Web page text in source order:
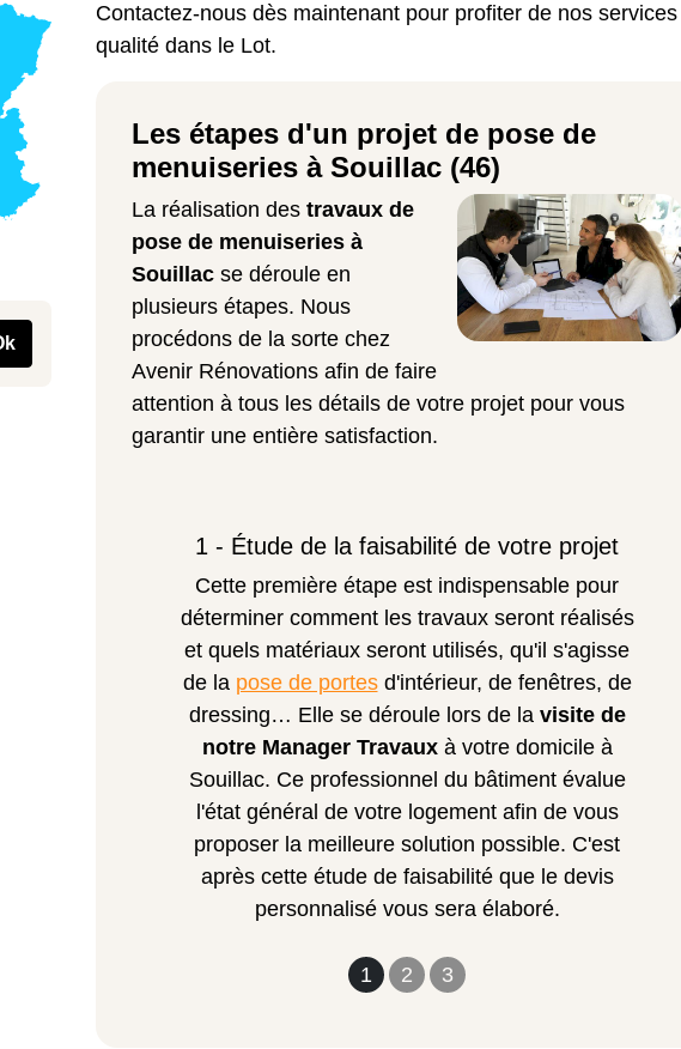
Contactez-nous dès maintenant pour profiter de nos
qualité dans le Lot.
Les étapes d'un projet de pose de
menuiseries à Souillac (46)
La réalisation des travaux de
pose de menuiseries à
Souillac se déroule en
plusieurs étapes. Nous
procédons de la sorte chez
Avenir Rénovations afin de faire
attention à tous les détails de votre projet pour vous
garantir une entière satisfaction.
1 2 3
1 - Étude de la faisabilité de votre projet
Cette première étape est indispensable pour
déterminer comment les travaux seront réalisés
et quels matériaux seront utilisés, qu'il s'agisse
de la pose de portesd'intérieur, de fenêtres, de
dressing… Elle se déroule lors de la visite de
notre Manager Travauxà votre domicile à
Souillac. Ce professionnel du bâtiment évalue
l'état général de votre logement afin de vous
proposer la meilleure solution possible. C'est
après cette étude de faisabilité que le devis
personnalisé vous sera élaboré.